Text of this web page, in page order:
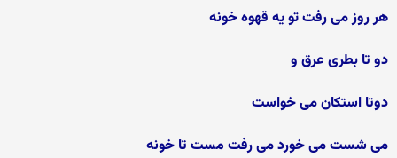
هر روز می رفت تو یه قهوه خونه
دو تا بطری عرق و
دوتا استکان می خواست
می شست می خورد می رفت مست تا خونه